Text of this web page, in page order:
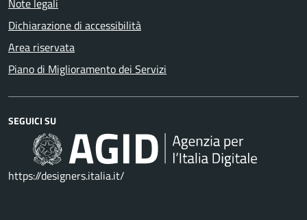
Note legali
Dichiarazione di accessibilità
Area riservata
Piano di Miglioramento dei Servizi
SEGUICI SU
https://designers.italia.it/